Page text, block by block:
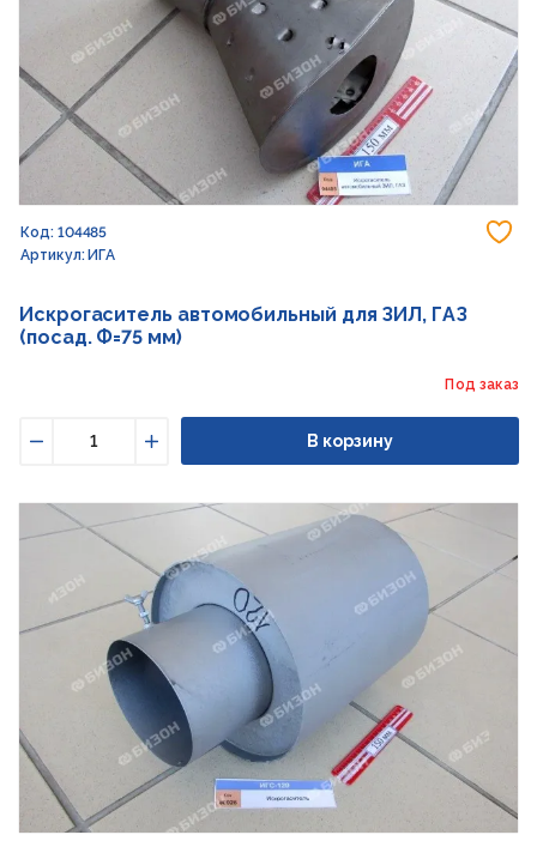
Код: 104485
Артикул: ИГА
Искрогаситель автомобильный для ЗИЛ, ГАЗ
(посад. Ф=75 мм)
Под заказ
Увеличить
В корзину